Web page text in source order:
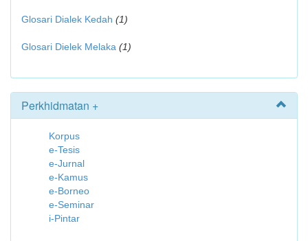
Glosari Dialek Kedah (1)
Glosari Dielek Melaka (1)
Perkhidmatan +
Korpus
e-Tesis
e-Jurnal
e-Kamus
e-Borneo
e-Seminar
i-Pintar